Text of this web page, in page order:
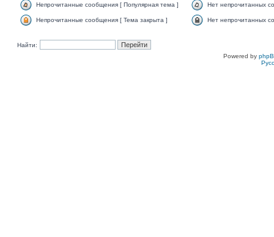
Непрочитанные сообщения [ Популярная тема ] Нет непрочитанных
Непрочитанные сообщения [ Тема закрыта ] Нет непрочитанных
Найти:
Powered by